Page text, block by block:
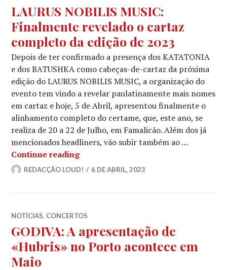
LAURUS NOBILIS MUSIC:
Finalmente revelado o cartaz
completo da edição de 2023
Depois de ter confirmado a presença dos KATATONIA
e dos BATUSHKA como cabeças-de-cartaz da próxima
edição do LAURUS NOBILIS MUSIC, a organização do
evento tem vindo a revelar paulatinamente mais nomes
em cartaz e hoje, 5 de Abril, apresentou finalmente o
alinhamento completo do certame, que, este ano, se
realiza de 20 a 22 de Julho, em Famalicão. Além dos já
mencionados headliners, vão subir também ao …
Continue readingLAURUS NOBILIS MUSIC:
REDACÇÃO LOUD! 6 DE ABRIL, 2023
NOTÍCIAS, CONCERTOS
GODIVA: A apresentação de
«Hubris» no Porto acontece em
Maio